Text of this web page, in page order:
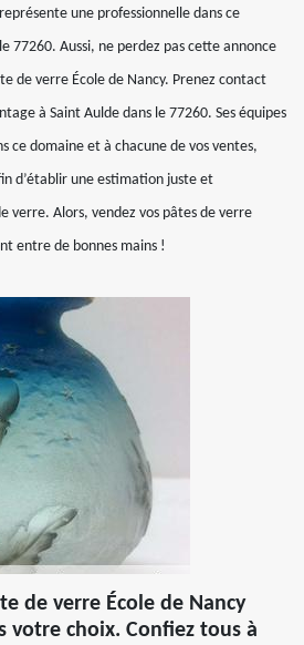
une professionnelle dans ce
77260. Aussi, ne perdez pas cette annonce
de verre École de Nancy. Prenez contact
à Saint Aulde dans le 77260. Ses équipes
ce domaine et à chacune de vos ventes,
d’établir une estimation juste et
verre. Alors, vendez vos pâtes de verre
entre de bonnes mains !
de verre École de Nancy
votre choix. Confiez tous à